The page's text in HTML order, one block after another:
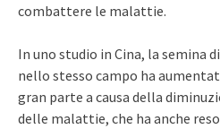
combattere le malattie.
In uno studio in Cina, la semina
nello stesso campo ha
gran parte a causa della
delle malattie, che ha anche